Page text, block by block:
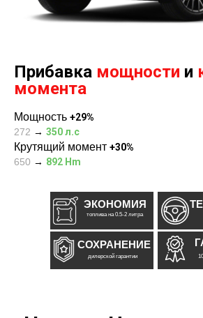
Прибавка мощности и
момента
Мощность +29%
272 → 350 л.с
Крутящий момент +30%
650 → 892 Hm
топлива на 0.5-2 литра
ЭКОНОМИЯ
СОХРАНЕНИЕ
дилерской гарантии